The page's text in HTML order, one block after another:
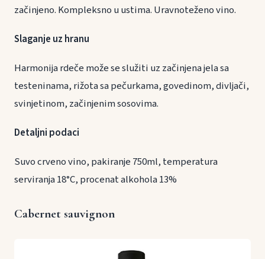
začinjeno. Kompleksno u ustima. Uravnoteženo vino.
Slaganje uz hranu
Harmonija rdeče može se služiti uz začinjena jela sa
testeninama, rižota sa pečurkama, govedinom, divljači,
svinjetinom, začinjenim sosovima.
Detaljni podaci
Suvo crveno vino, pakiranje 750ml, temperatura
serviranja 18°C, procenat alkohola 13%
Cabernet sauvignon